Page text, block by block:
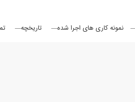
نمونه کاری های اجرا شده تاریخچه